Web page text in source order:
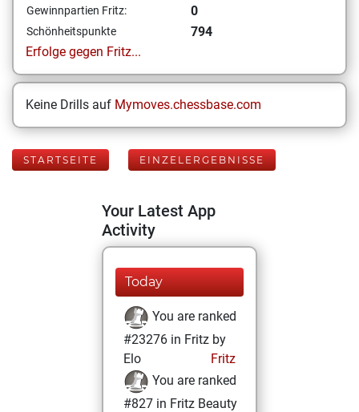
Gewinnpartien Fritz: 0
Schönheitspunkte
794
Erfolge gegen Fritz...
Keine Drills auf Mymoves.chessbase.com
STARTSEITE EINZELERGEBNISSE
Your Latest App
Activity
Today
You are ranked
#23276 in Fritz by
Elo
Fritz
You are ranked
#827 in Fritz Beauty